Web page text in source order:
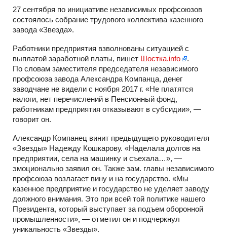
27 сентября по инициативе независимых профсоюзов
состоялось собрание трудового коллектива казенного
завода «Звезда».
Работники предприятия взволнованы ситуацией с
выплатой заработной платы, пишет Шостка.info
.
По словам заместителя председателя независимого
профсоюза завода Александра Компанца, денег
заводчане не видели с ноября 2017 г. «Не платятся
налоги, нет перечислений в Пенсионный фонд,
работникам предприятия отказывают в субсидии», —
говорит он.
Александр Компанец винит предыдущего руководителя
«Звезды» Надежду Кошкарову. «Наделала долгов на
предприятии, села на машинку и съехала…», —
эмоционально заявил он. Также зам. главы независимого
профсоюза возлагает вину и на государство. «Мы
казенное предприятие и государство не уделяет заводу
должного внимания. Это при всей той политике нашего
Президента, который выступает за подъем оборонной
промышленности», — отметил он и подчеркнул
уникальность «Звезды».